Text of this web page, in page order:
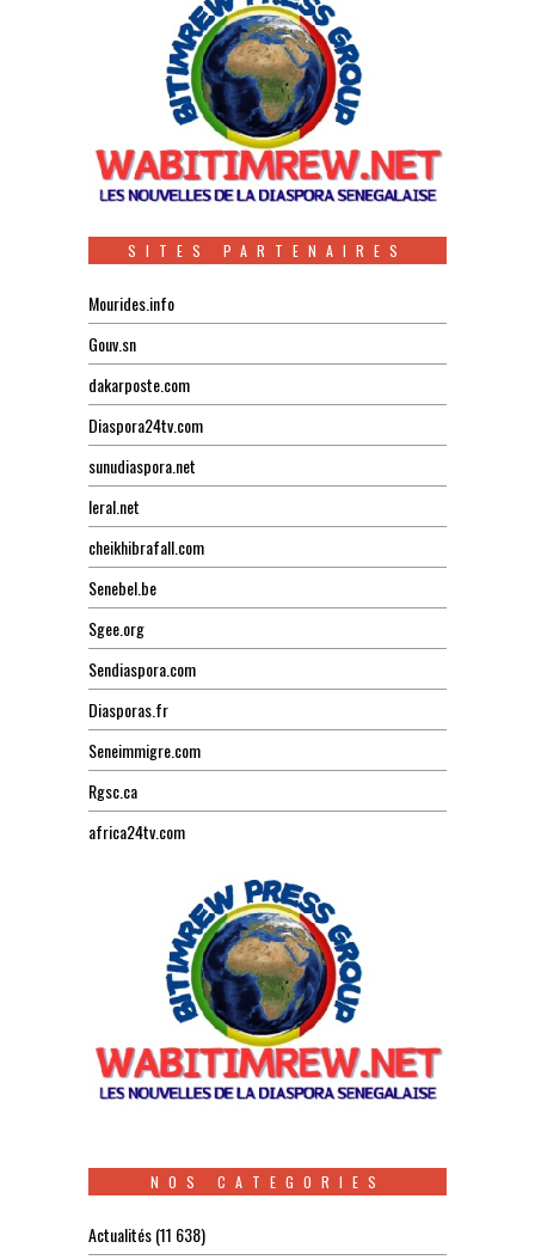
SITES PARTENAIRES
Mourides.info
Gouv.sn
dakarposte.com
Diaspora24tv.com
sunudiaspora.net
leral.net
cheikhibrafall.com
Senebel.be
Sgee.org
Sendiaspora.com
Diasporas.fr
Seneimmigre.com
Rgsc.ca
africa24tv.com
NOS CATEGORIES
Actualités(11 638)